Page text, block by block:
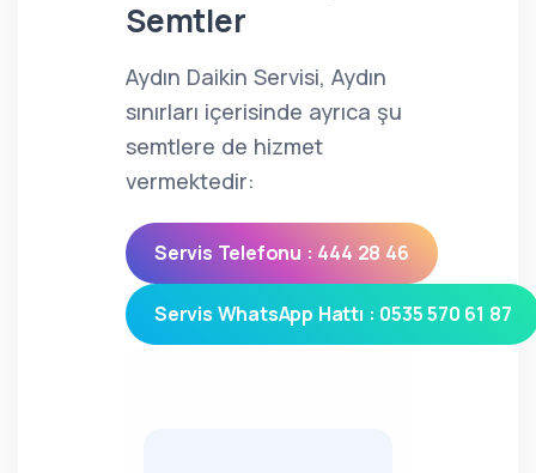
Semtler
Aydın Daikin Servisi, Aydın
sınırları içerisinde ayrıca şu
semtlere de hizmet
vermektedir:
Servis Telefonu : 444 28 46
Servis WhatsApp Hattı : 0535 570 61 87